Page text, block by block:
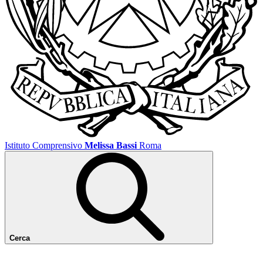
Istituto Comprensivo Melissa Bassi Roma
Cerca